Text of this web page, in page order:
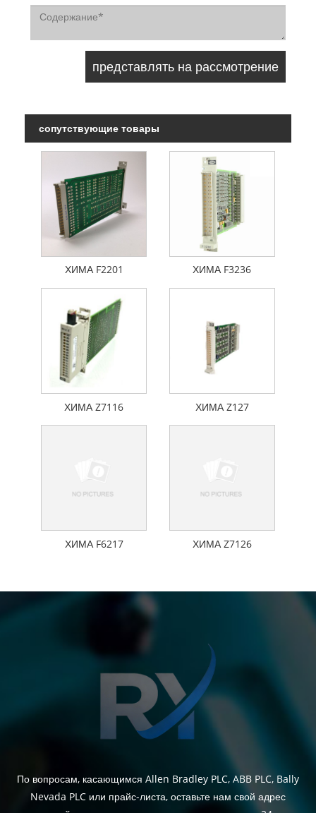
сопутствующие товары
ХИМА F2201 ХИМА F3236
ХИМА Z7116 ХИМА Z127
ХИМА F6217 ХИМА Z7126
По вопросам, касающимся Allen Bradley PLC, ABB PLC, Bally
Nevada PLC или прайс-листа, оставьте нам свой адрес